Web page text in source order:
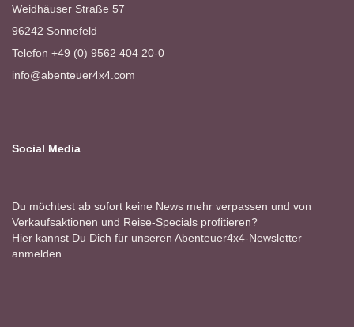
Weidhäuser Straße 57
96242 Sonnefeld
Telefon +49 (0) 9562 404 20-0
info@abenteuer4x4.com
Social Media
Du möchtest ab sofort keine News mehr verpassen und von
Verkaufsaktionen und Reise-Specials profitieren?
Hier kannst Du Dich für unseren Abenteuer4x4-Newsletter
anmelden.